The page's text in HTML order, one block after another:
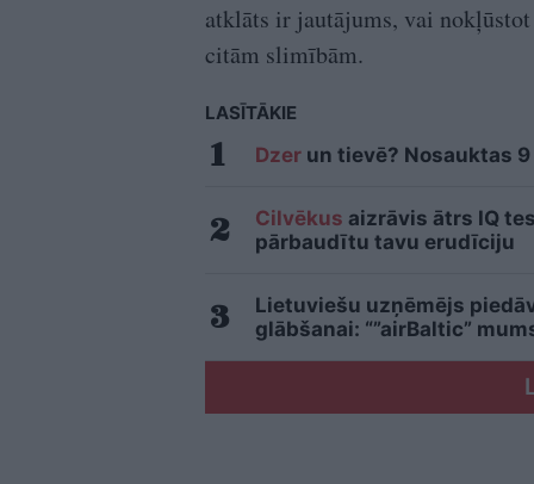
atklāts ir jautājums, vai
citām slimībām.
LASĪTĀKIE
Dzer un tievē? Nosauktas
Cilvēkus aizrāvis ātrs IQ
pārbaudītu tavu erudīciju
Lietuviešu uzņēmējs
glābšanai: “”airBaltic”